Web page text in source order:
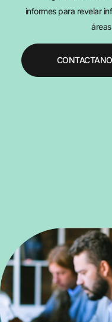
informes para revelar